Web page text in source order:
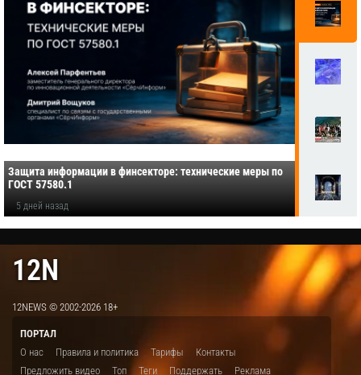
Защита информации в финсекторе: технические меры по
ГОСТ 57580.1
5 дней назад
12N
12NEWS © 2002-2026 18+
ПОРТАЛ
О нас
Правила и политика Тарифы
Контакты
Предложить видео
Топ Теги Поддержать Реклама